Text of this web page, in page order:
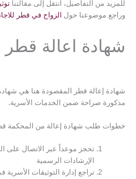
للمزيد من التفاصيل، انتقل إلى مقالتنا
وراجع موضوعنا حول الزواج في قطر
شهادة اعالة قطر
شهادة إعالة قطر المقصودة هنا هي
مذكورة صراحة ضمن الخدمات الأسرية.
خطوات طلب شهادة إعالة من المحكمة
الإرشادات الرسمية
تراجع إدارة التوثيقات